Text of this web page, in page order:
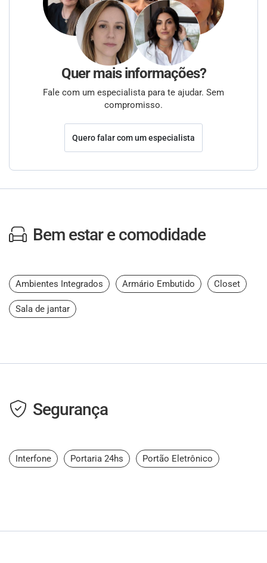
Quer mais informações?
Fale com um especialista para te ajudar. Sem
compromisso.
Quero falar com um especialista
Bem estar e comodidade
Ambientes Integrados Armário Embutido Closet
Sala de jantar
Segurança
Interfone Portaria 24hs Portão Eletrônico